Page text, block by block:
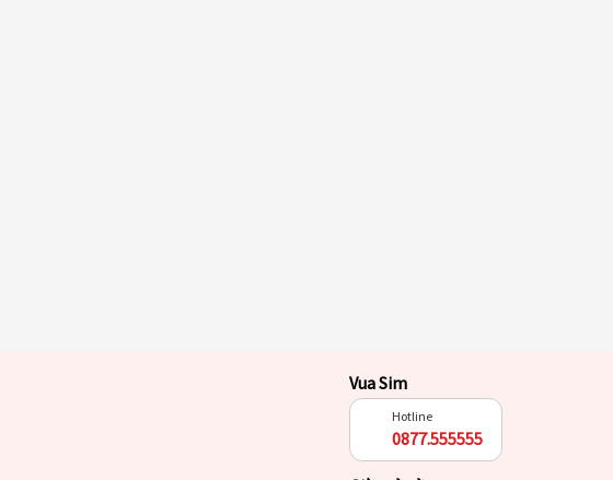
Vua Sim
Hotline
0877.555555